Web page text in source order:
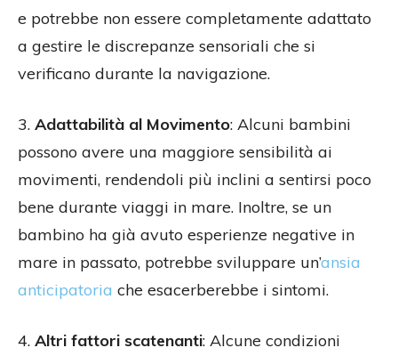
e potrebbe non essere completamente adattato
a gestire le discrepanze sensoriali che si
verificano durante la navigazione.
3. Adattabilità al Movimento: Alcuni bambini
possono avere una maggiore sensibilità ai
movimenti, rendendoli più inclini a sentirsi poco
bene durante viaggi in mare. Inoltre, se un
bambino ha già avuto esperienze negative in
mare in passato, potrebbe sviluppare un’ansia
anticipatoria che esacerberebbe i sintomi.
4. Altri fattori scatenanti: Alcune condizioni